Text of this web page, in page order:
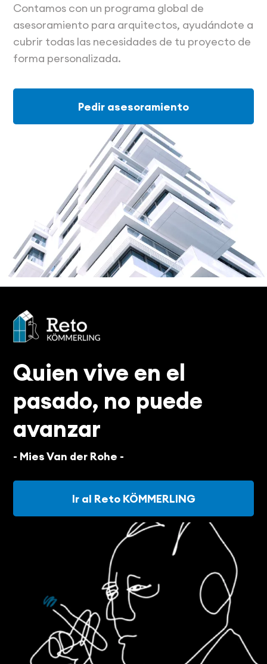
Contamos con un programa global de
asesoramiento para arquitectos, ayudándote a
cubrir todas las necesidades de tu proyecto de
forma personalizada.
Pedir asesoramiento
Quien vive en el
pasado, no puede
avanzar
- Mies Van der Rohe -
Ir al Reto KÖMMERLING